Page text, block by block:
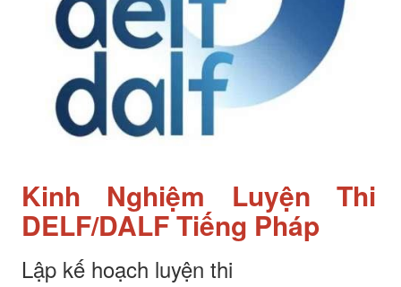
Kinh Nghiệm Luyện Thi
DELF/DALF Tiếng Pháp
Lập kế hoạch luyện thi